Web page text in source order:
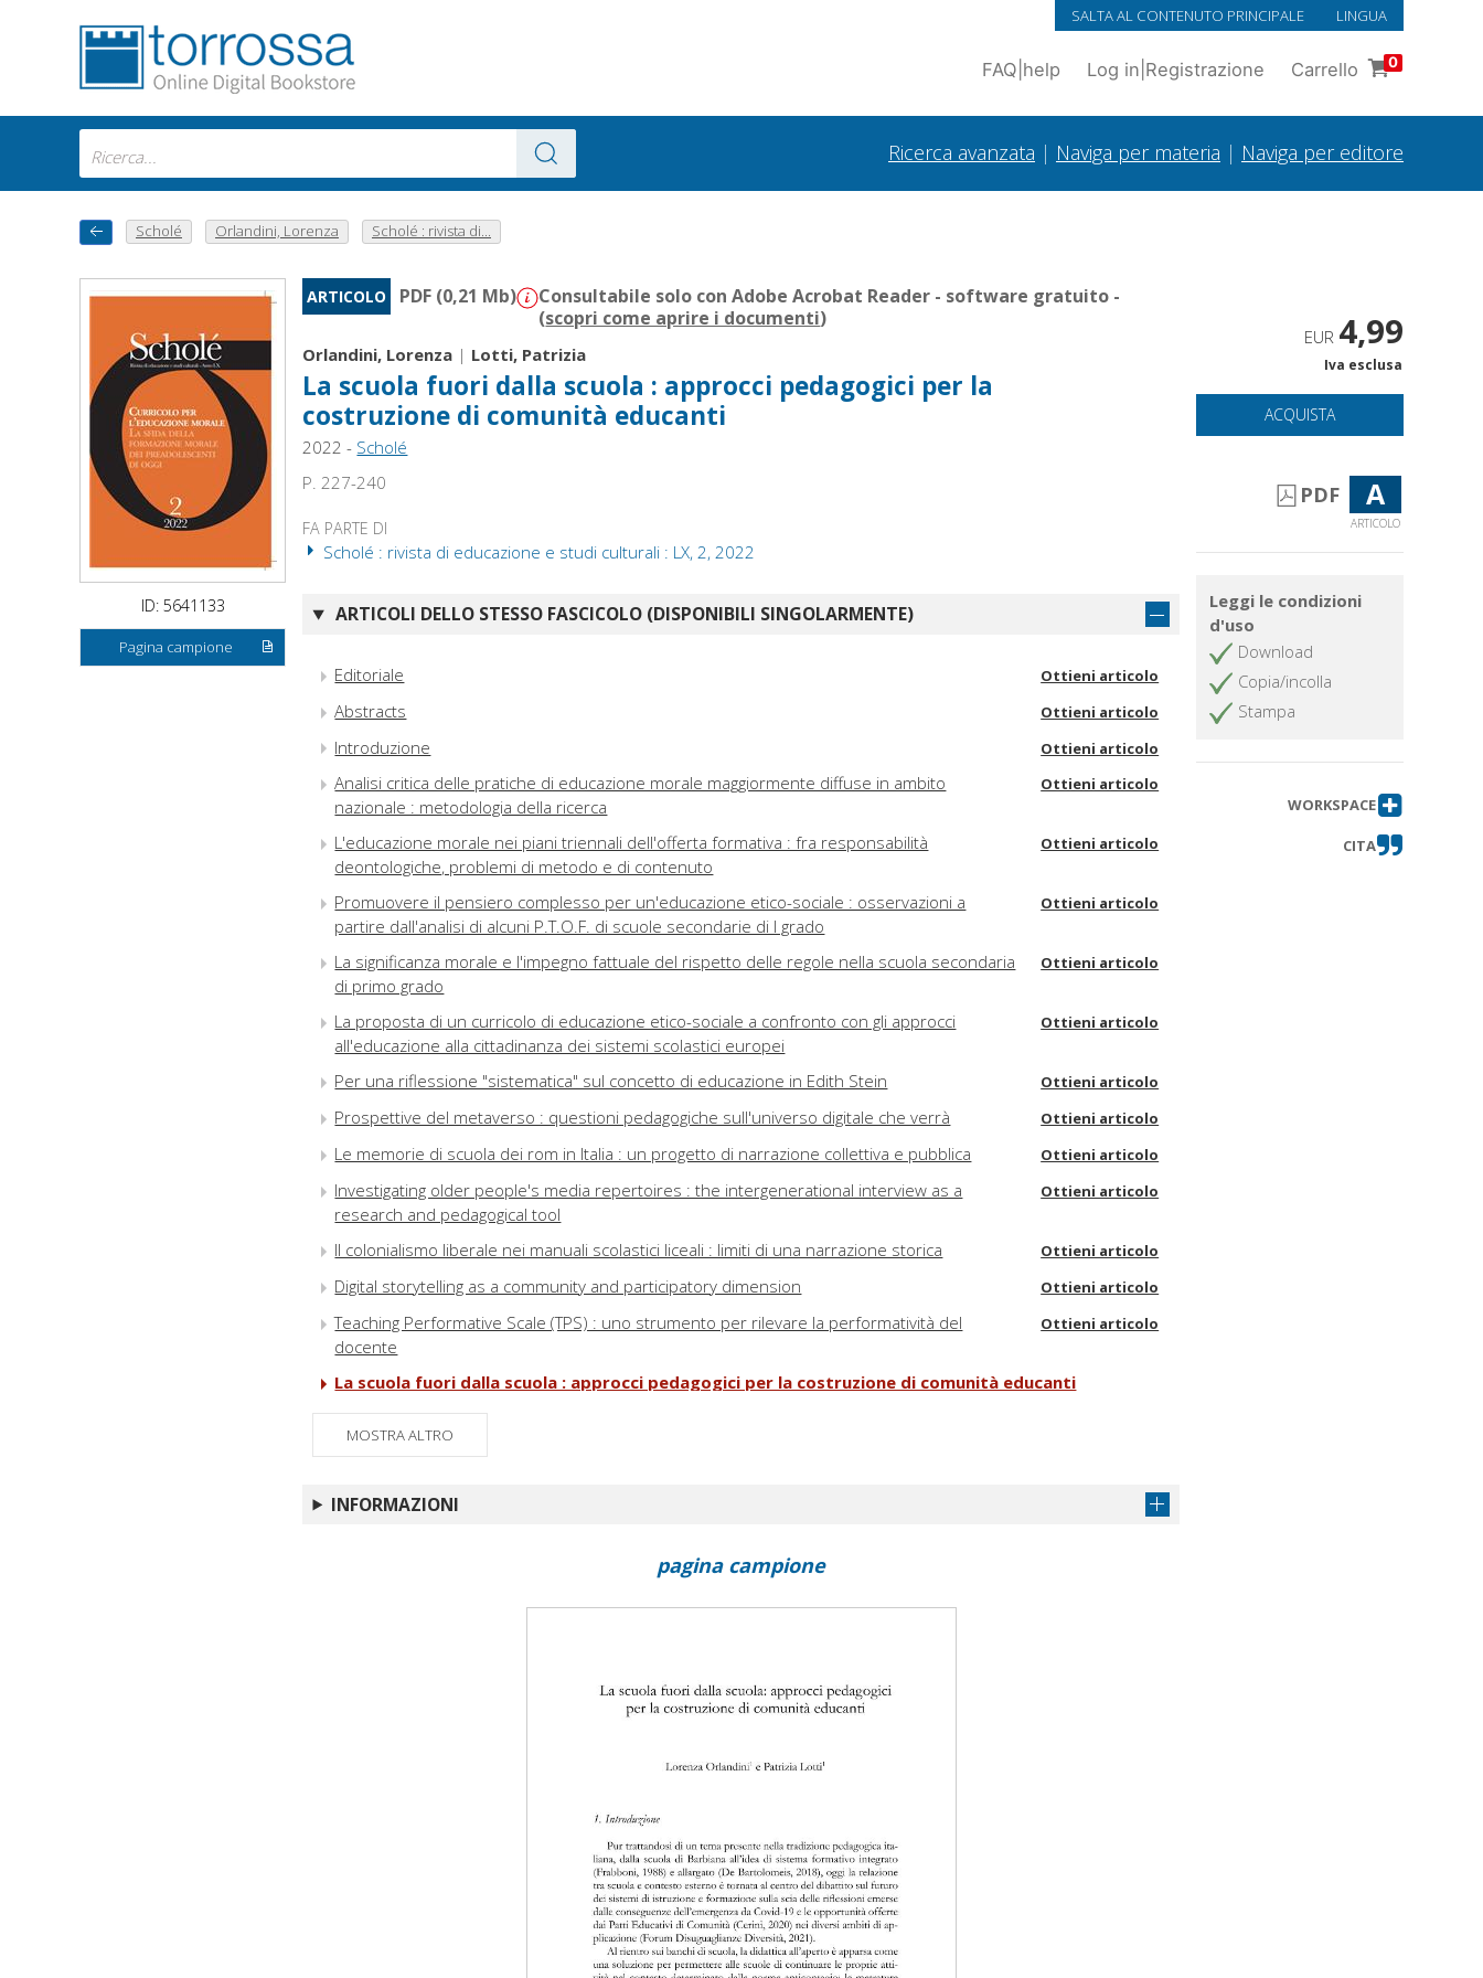
SALTA AL CONTENUTO PRINCIPALE LINGUA
FAQ help Log in Registrazione Carrello 0
Ricerca avanzata | Naviga per materia | Naviga per editore
Scholé Orlandini, Lorenza Scholé : rivista di...
ID: 5641133
Pagina campione
ARTICOLO PDF (0,21 Mb)
Consultabile solo con Adobe Acrobat Reader - software gratuito -
(scopri come aprire i documenti)
Orlandini, Lorenza | Lotti, Patrizia
La scuola fuori dalla scuola : approcci pedagogici per la
costruzione di comunità educanti
2022 - Scholé
P. 227-240
FA PARTE DI
Scholé : rivista di educazione e studi culturali : LX, 2, 2022
ARTICOLI DELLO STESSO FASCICOLO (DISPONIBILI SINGOLARMENTE)
Editoriale Ottieni articolo
Abstracts Ottieni articolo
Introduzione Ottieni articolo
Analisi critica delle pratiche di educazione morale maggiormente diffuse in ambito
nazionale : metodologia della ricerca
Ottieni articolo
L'educazione morale nei piani triennali dell'offerta formativa : fra responsabilità
deontologiche, problemi di metodo e di contenuto
Ottieni articolo
Promuovere il pensiero complesso per un'educazione etico-sociale : osservazioni a
partire dall'analisi di alcuni P.T.O.F. di scuole secondarie di I grado
Ottieni articolo
La significanza morale e l'impegno fattuale del rispetto delle regole nella scuola secondaria
di primo grado
Ottieni articolo
La proposta di un curricolo di educazione etico-sociale a confronto con gli approcci
all'educazione alla cittadinanza dei sistemi scolastici europei
Ottieni articolo
Per una riflessione "sistematica" sul concetto di educazione in Edith Stein Ottieni articolo
Prospettive del metaverso : questioni pedagogiche sull'universo digitale che verrà Ottieni articolo
Le memorie di scuola dei rom in Italia : un progetto di narrazione collettiva e pubblica Ottieni articolo
Investigating older people's media repertoires : the intergenerational interview as a
research and pedagogical tool
Ottieni articolo
Il colonialismo liberale nei manuali scolastici liceali : limiti di una narrazione storica Ottieni articolo
Digital storytelling as a community and participatory dimension Ottieni articolo
Teaching Performative Scale (TPS) : uno strumento per rilevare la performatività del
docente
Ottieni articolo
La scuola fuori dalla scuola : approcci pedagogici per la costruzione di comunità educanti
"La scuola in presenza dovrebbe essere qualcosa di più della DAD" : riflessioni sulla scuola
in pandemia di studenti di scuola superiore in Lombardia
"A scrivere non ci sono mai riuscito" : il Writing and Reading Workshop come metodologia
Ottieni articolo
Formati pedagogici nelle posture di apprendimento degli studenti universitari : alcune
MOSTRA ALTRO
INFORMAZIONI
EUR 4,99
Iva esclusa
ACQUISTA
PDF A
ARTICOLO
Leggi le condizioni
d'uso
Download
Copia/incolla
Stampa
WORKSPACE
CITA
pagina campione